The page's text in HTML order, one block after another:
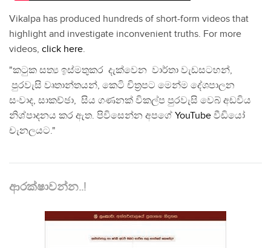
Vikalpa has produced hundreds of short-form videos that
highlight and investigate inconvenient truths. For more
videos, click here.
"කටුක සත්‍ය ඉස්මතුකර දැක්වෙන වාර්තා වැඩසටහන්,
පුරවැසි වෘතාන්තයන්, කෙටි චිත්‍රපට මෙන්ම දේශපාලන
සංවාද, සාකච්ඡා, සිය ගණනක් විකල්ප පුරවැසි වෙබ් අඩවිය
නිශ්පාදනය කර ඇත. පිවිසෙන්න අපගේ YouTube වීඩියෝ
චැනලයට."
ආරක්ෂාවන්න..!